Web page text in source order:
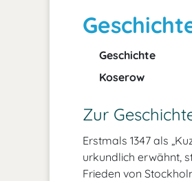
Geschichte
Koserow
Zur
Erstmals 1347 als
urkundlich erwähnt,
Frieden von